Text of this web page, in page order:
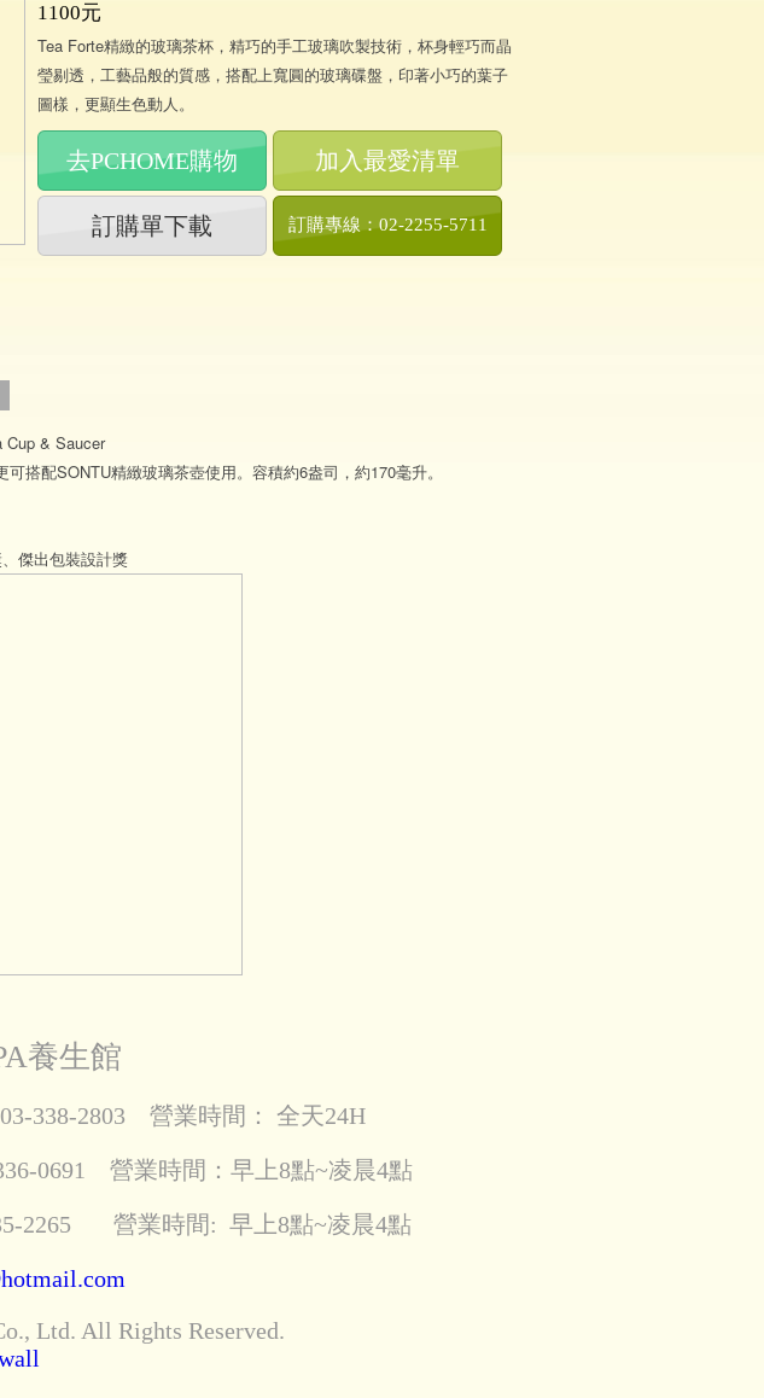
1100元
Tea Forte精緻的玻璃茶杯，精巧的手工玻璃吹製技術，杯身輕巧而晶
瑩剔透，工藝品般的質感，搭配上寬圓的玻璃碟盤，印著小巧的葉子
圖樣，更顯生色動人。
去PCHOME購物 加入最愛清單
訂購單下載 訂購專線：02-2255-5711
Cup & Saucer
搭配SONTU精緻玻璃茶壺使用。容積約6盎司，約170毫升。
傑出包裝設計獎
養生館
2803 營業時間： 全天24H
0691 營業時間：早上8點~凌晨4點
2265 營業時間: 早上8點~凌晨4點
Ltd. All Rights Reserved.